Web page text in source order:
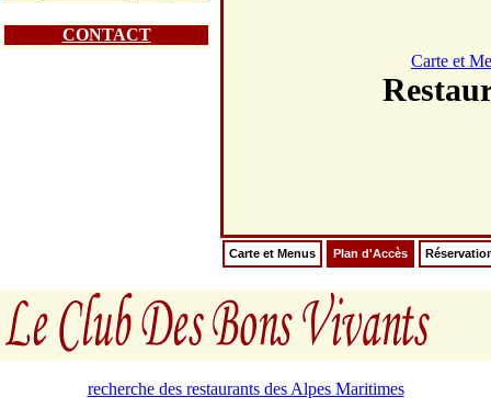
CONTACT
Carte et
Carte et Menus Plan d'Accès
recherche des restaurants des Alpes Maritimes